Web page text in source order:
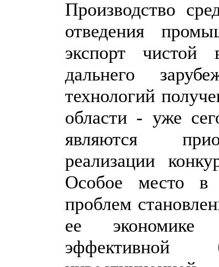
Производство
отведения
экспорт
дальнего
технологий
области - уже
являются
реализации
Особое место в
проблем
ее экономике
эффективной